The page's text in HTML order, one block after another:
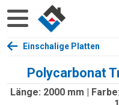
Einschalige Platten
Polycarbonat
Länge: 2000 mm |